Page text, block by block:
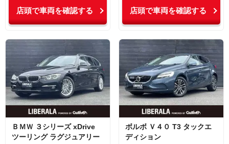
店頭で車両を確認する 店頭で車両を確認する
ＢＭＷ ３シリーズ xDrive
ツーリング ラグジュアリー
ボルボ Ｖ４０ T3 タックエ
ディション